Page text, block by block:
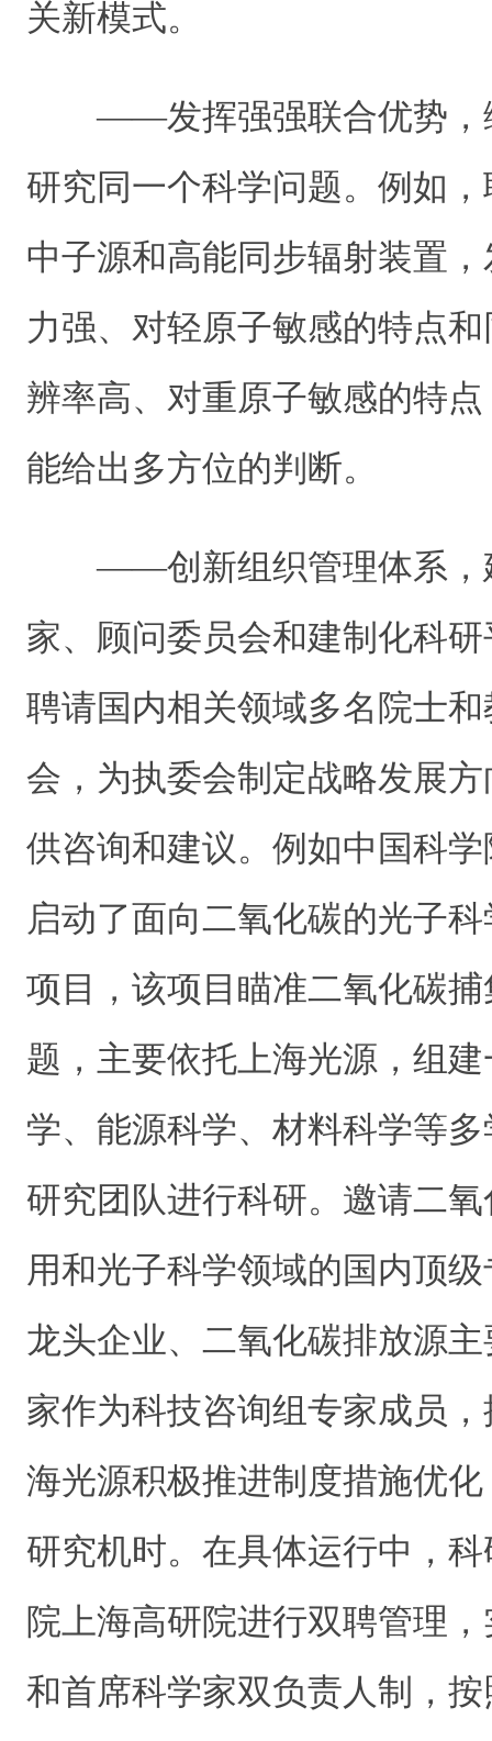
关新模式。
——发挥强强联合优势，
研究同一个科学问题。例如
中子源和高能同步辐射装置
力强、对轻原子敏感的特点
辨率高、对重原子敏感的特
能给出多方位的判断。
——创新组织管理体系，
家、顾问委员会和建制化科
聘请国内相关领域多名院士
会，为执委会制定战略发展
供咨询和建议。例如中国科
启动了面向二氧化碳的光子
项目，该项目瞄准二氧化碳
题，主要依托上海光源，组
学、能源科学、材料科学等
研究团队进行科研。邀请二
用和光子科学领域的国内顶
龙头企业、二氧化碳排放源
家作为科技咨询组专家成员
海光源积极推进制度措施优
研究机时。在具体运行中，
院上海高研院进行双聘管理
和首席科学家双负责人制，